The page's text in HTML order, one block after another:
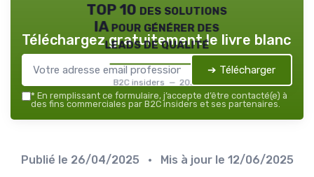
TOP 10 des solutions
IA pour générer des
leads de qualité
B2C insiders — 2026
Téléchargez gratuitement le livre blanc
➔ Télécharger
* En remplissant ce formulaire, j’accepte d’être contacté(e) à
des fins commerciales par B2C insiders et ses partenaires.
Publié le 26/04/2025 • Mis à jour le 12/06/2025